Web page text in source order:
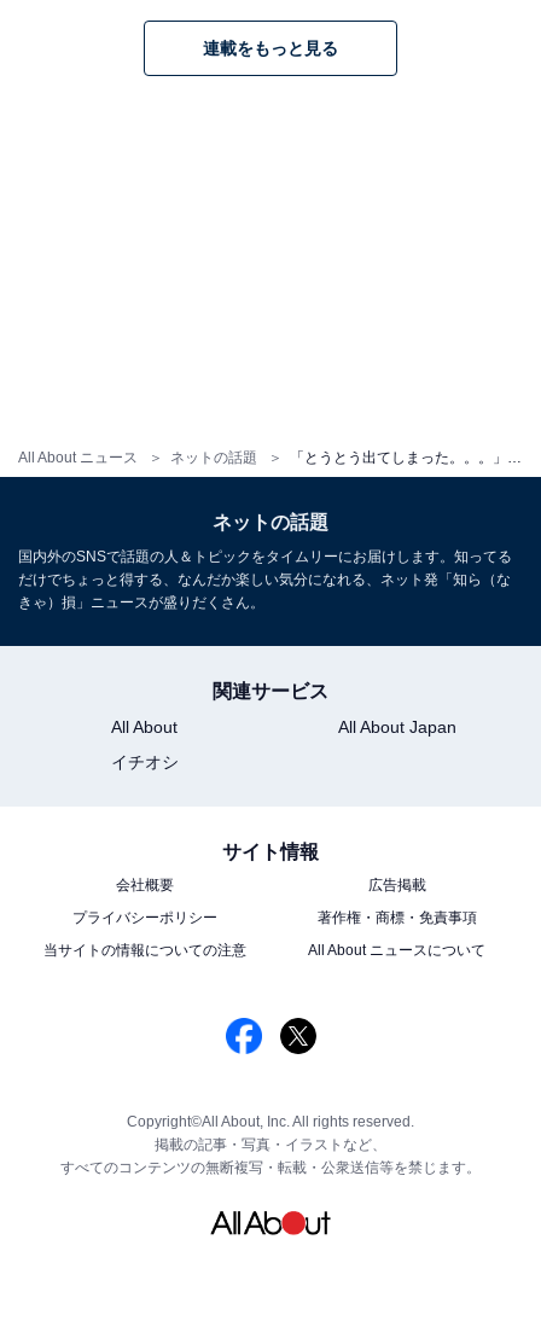
All About ニュース ネットの話題
連載をもっと見る
ネットの話題
国内外のSNSで話題の人＆トピックをタイムリーにお届けします。知ってる
だけでちょっと得する、なんだか楽しい気分になれる、ネット発「知ら（な
きゃ）損」ニュースが盛りだくさん。
関連サービス
All About
All About Japan
イチオシ
サイト情報
会社概要
広告掲載
プライバシーポリシー
著作権・商標・免責事項
当サイトの情報についての注意
All About ニュースについて
Copyright©All About, Inc. All rights reserved.
掲載の記事・写真・イラストなど、
すべてのコンテンツの無断複写・転載・公衆送信等を禁じます。